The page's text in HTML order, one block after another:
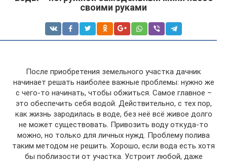
своими руками
После приобретения земельного участка дачник
начинает решать наиболее важные проблемы: нужно же
с чего-то начинать, чтобы обжиться. Самое главное –
это обеспечить себя водой. Действительно, с тех пор,
как жизнь зародилась в воде, без неё всё живое долго
не может существовать. Привозить воду откуда-то
можно, но только для личных нужд. Проблему полива
таким методом не решить. Хорошо, если вода есть хотя
бы поблизости от участка. Устроит любой, даже